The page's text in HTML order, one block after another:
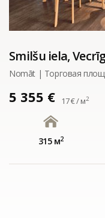
Smilšu iela,
Nomāt | Tорговая
5 355 € 17 € / м2
315 м2